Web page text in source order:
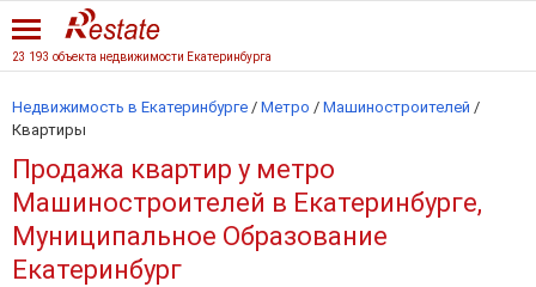
23 193 объекта недвижимости Екатеринбурга
Недвижимость в Екатеринбурге / Метро / Машиностроителей /
Квартиры
Продажа квартир у метро
Машиностроителей в Екатеринбурге,
Муниципальное Образование
Екатеринбург